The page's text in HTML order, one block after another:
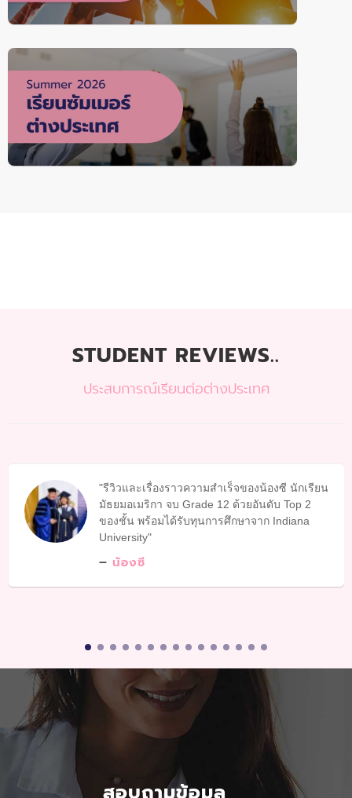
STUDENT REVIEWS..
ประสบการณ์เรียนต่อต่างประเทศ
รีวิวและเรื่องราวความสำเร็จของน้องซี นักเรียน
มัธยมอเมริกา จบ Grade 12 ด้วยอันดับ Top 2
ของชั้น พร้อมได้รับทุนการศึกษาจาก Indiana
University
น้องซี
สอบถามข้อมูล